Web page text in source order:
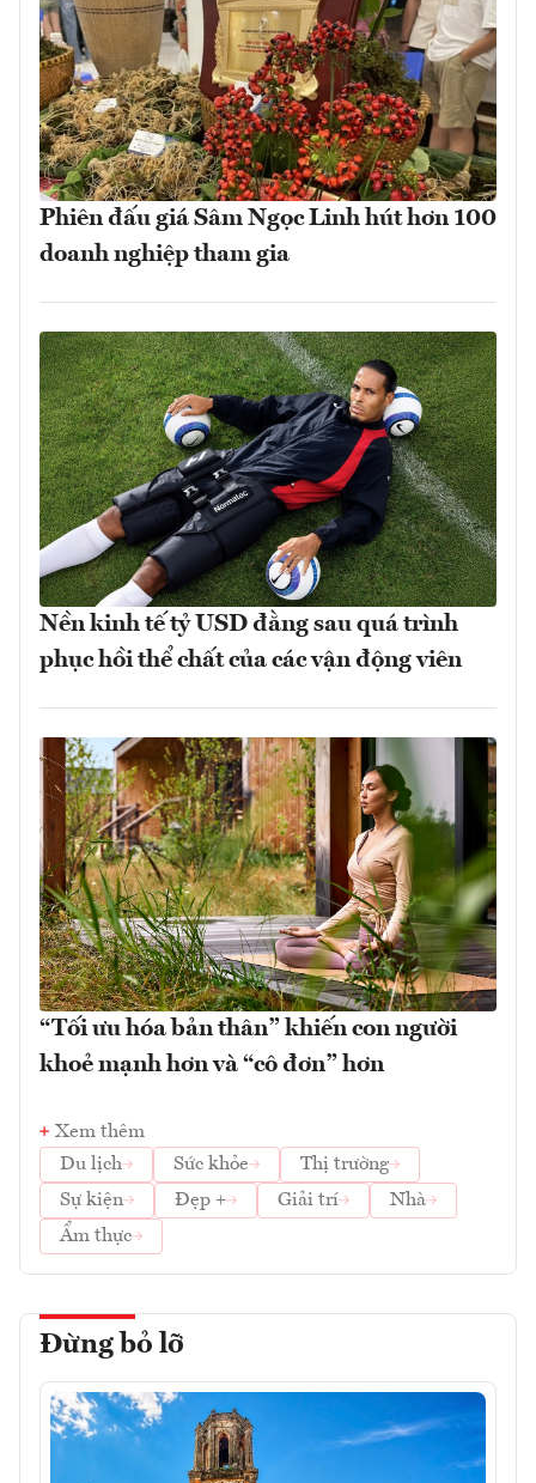
Phiên đấu giá Sâm Ngọc Linh hút hơn 100
doanh nghiệp tham gia
Nền kinh tế tỷ USD đằng sau quá trình
phục hồi thể chất của các vận động viên
“Tối ưu hóa bản thân” khiến con người
khoẻ mạnh hơn và “cô đơn” hơn
Xem thêm
Du lịch
Sức khỏe
Thị trường
Sự kiện
Đẹp + Giải trí
Nhà
Ẩm thực
Đừng bỏ lỡ